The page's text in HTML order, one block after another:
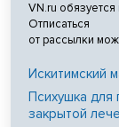
VN.ru
Отписаться
от рассылки
Искитимский
Психушка для
закрытой